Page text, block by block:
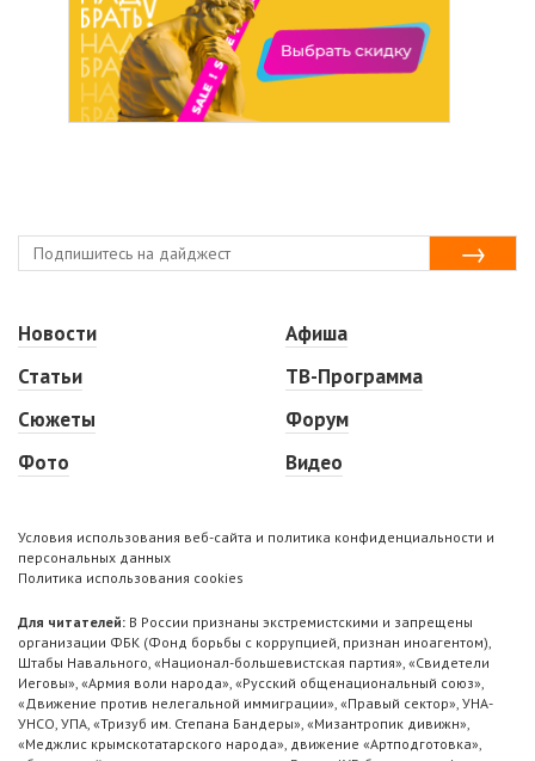
Новости
Статьи
Сюжеты
Фото
Афиша
ТВ-Программа
Форум
Видео
Условия использования веб-сайта и политика конфиденциальности и
персональных данных
Политика использования cookies
Для читателей: В России признаны экстремистскими и запрещены
организации ФБК (Фонд борьбы с коррупцией, признан иноагентом),
Штабы Навального, «Национал-большевистская партия», «Свидетели
Иеговы», «Армия воли народа», «Русский общенациональный союз»,
«Движение против нелегальной иммиграции», «Правый сектор», УНА-
УНСО, УПА, «Тризуб им. Степана Бандеры», «Мизантропик дивижн»,
«Меджлис крымскотатарского народа», движение «Артподготовка»,